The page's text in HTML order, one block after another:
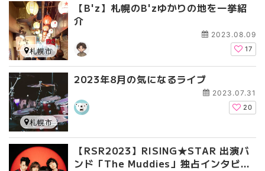
【B'z】札幌のB'zゆかりの地を一挙紹
介
2023.08.09
17
札幌市
2023年8月の気になるライブ
2023.07.31
20
札幌市
【RSR2023】RISING★STAR 出演バ
ンド「The Muddies」独占インタビュ